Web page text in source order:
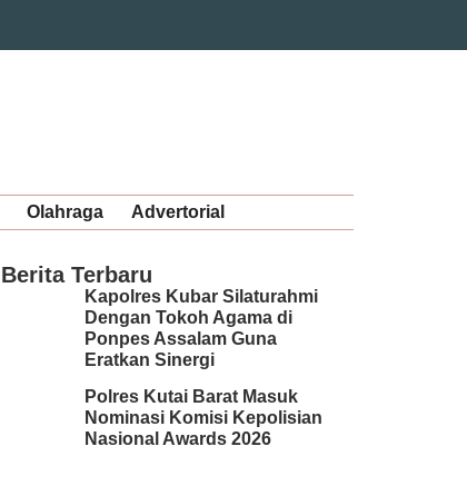
Olahraga Advertorial
Berita Terbaru
Kapolres Kubar Silaturahmi
Dengan Tokoh Agama di
Ponpes Assalam Guna
Eratkan Sinergi
Polres Kutai Barat Masuk
Nominasi Komisi Kepolisian
Nasional Awards 2026